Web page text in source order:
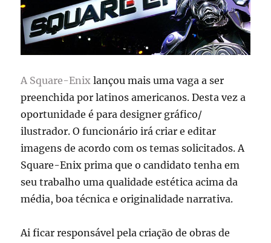
A Square-Enix lançou mais uma vaga a ser
preenchida por latinos americanos. Desta vez a
oportunidade é para designer gráfico/
ilustrador. O funcionário irá criar e editar
imagens de acordo com os temas solicitados. A
Square-Enix prima que o candidato tenha em
seu trabalho uma qualidade estética acima da
média, boa técnica e originalidade narrativa.
Ai ficar responsável pela criação de obras de